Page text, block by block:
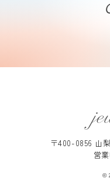
〒400-0856 山
営
©